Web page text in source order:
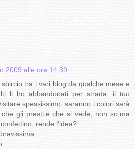
2009 alle ore 14:39
tra i vari blog da qualche mese e
li ho abbandonati per strada, il tuo
spessissimo, saranno i colori sarà
gli presti,e che si vede, non so,ma
rende l'idea?